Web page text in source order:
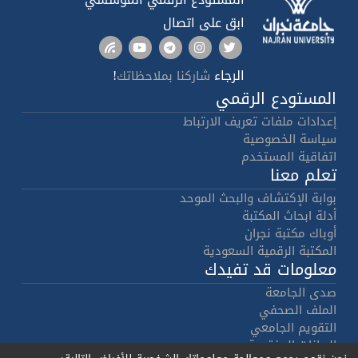
ابق على اتصال
الرجاء شاركنا بملاحظاتك!
المستودع الرقمي
إعدادات ملفات تعريف الارتباط
سياسة الخصوصية
اتفاقية المستخدم
تعلم معنا
بوابة الإكتشاف والبحث الموحد
أدلة ابحاث المكتبة
أوباك مكتبة نجران
المكتبة الرقمية السعودية
معلومات قد تفيدك
صدى الجامعة
الملف الصحفي
التقويم الجامعي
البيانات المفتوحة